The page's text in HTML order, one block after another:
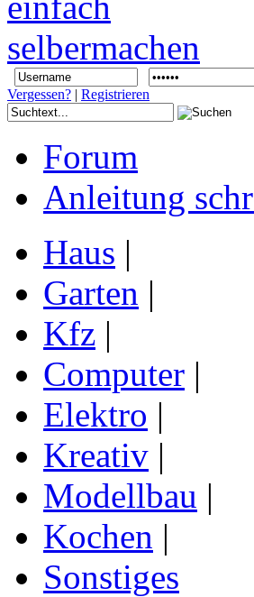
Vergessen? | Registrieren
Forum
Anleitung
Haus |
Garten |
Kfz |
Computer |
Elektro |
Kreativ |
Modellbau |
Kochen |
Sonstiges